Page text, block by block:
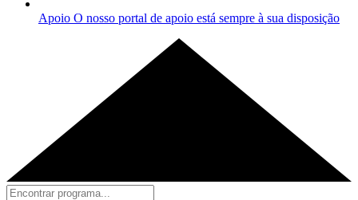
Apoio O nosso portal de apoio está sempre à sua disposição